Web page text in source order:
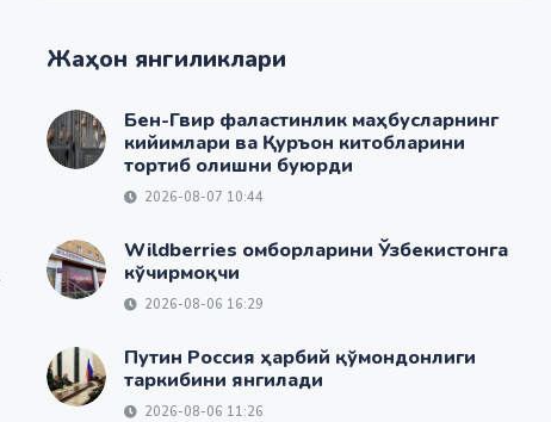
Жаҳон янгиликлари
Бен-Гвир фаластинлик маҳбусларнинг
кийимлари ва Қуръон китобларини
тортиб олишни буюрди
2026-08-07 10:44
Wildberries омборларини Ўзбекистонга
кўчирмоқчи
2026-08-06 16:29
Путин Россия ҳарбий қўмондонлиги
таркибини янгилади
2026-08-06 11:26